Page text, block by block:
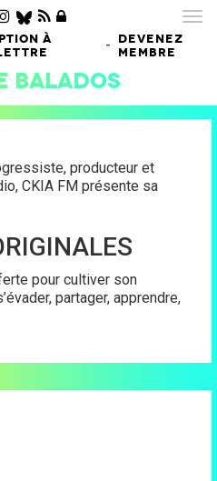
À
- DEVENEZ
MEMBRE
balados
producteur et
CKIA FM présente sa
pour cultiver son
partager, apprendre,